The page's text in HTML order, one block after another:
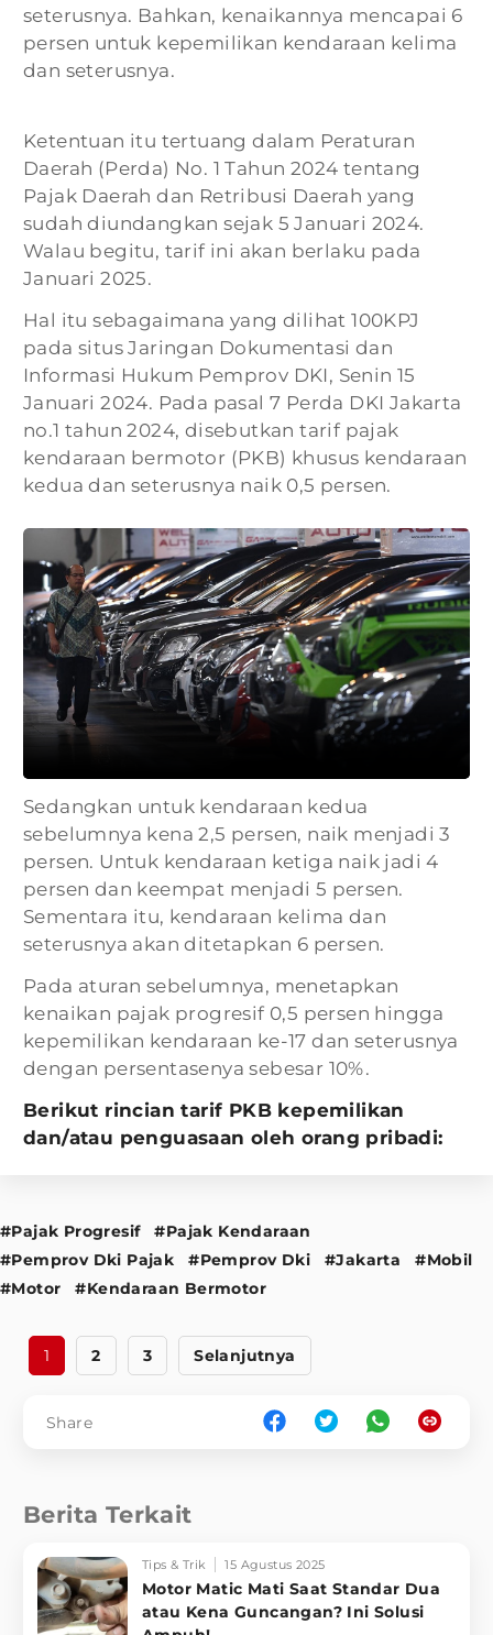
seterusnya. Bahkan, kenaikannya mencapai 6
persen untuk kepemilikan kendaraan kelima
dan seterusnya.
Ketentuan itu tertuang dalam Peraturan
Daerah (Perda) No. 1 Tahun 2024 tentang
Pajak Daerah dan Retribusi Daerah yang
sudah diundangkan sejak 5 Januari 2024.
Walau begitu, tarif ini akan berlaku pada
Januari 2025.
Hal itu sebagaimana yang dilihat 100KPJ
pada situs Jaringan Dokumentasi dan
Informasi Hukum Pemprov DKI, Senin 15
Januari 2024. Pada pasal 7 Perda DKI Jakarta
no.1 tahun 2024, disebutkan tarif pajak
kendaraan bermotor (PKB) khusus kendaraan
kedua dan seterusnya naik 0,5 persen.
Sedangkan untuk kendaraan kedua
sebelumnya kena 2,5 persen, naik menjadi 3
persen. Untuk kendaraan ketiga naik jadi 4
persen dan keempat menjadi 5 persen.
Sementara itu, kendaraan kelima dan
seterusnya akan ditetapkan 6 persen.
Pada aturan sebelumnya, menetapkan
kenaikan pajak progresif 0,5 persen hingga
kepemilikan kendaraan ke-17 dan seterusnya
dengan persentasenya sebesar 10%.
Berikut rincian tarif PKB kepemilikan
dan/atau penguasaan oleh orang pribadi:
#Pajak Progresif
#Pajak Kendaraan
#Pemprov Dki Pajak
#Pemprov Dki #Jakarta
#Mobil
#Motor
#Kendaraan Bermotor
1 2 3 Selanjutnya
Share
Berita Terkait
Tips & Trik 15 Agustus 2025
Motor Matic Mati Saat Standar Dua
atau Kena Guncangan? Ini Solusi